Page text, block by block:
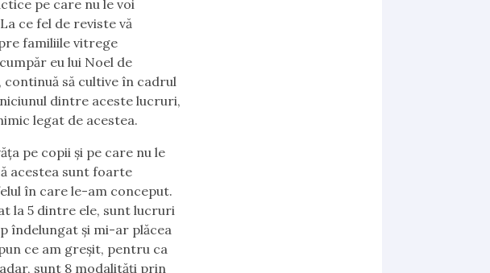
pe care nu le voi
ce fel de reviste vă
familiile vitrege
eu lui Noel de
să cultive în cadrul
dintre aceste lucruri,
legat de acestea.
pe copii și pe care nu le
acestea sunt foarte
în care le-am conceput.
la 5 dintre ele, sunt lucruri
îndelungat și mi-ar plăcea
ce am greșit, pentru ca
sunt 8 modalități prin